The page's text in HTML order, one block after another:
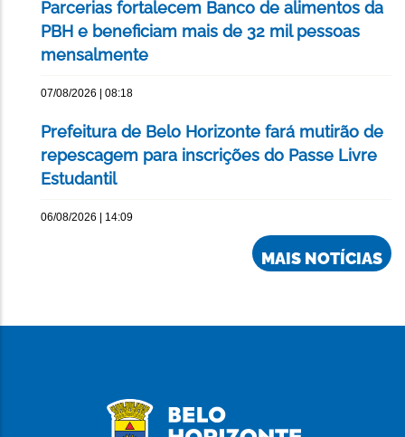
Parcerias fortalecem Banco de alimentos da
PBH e beneficiam mais de 32 mil pessoas
mensalmente
07/08/2026 | 08:18
Prefeitura de Belo Horizonte fará mutirão de
repescagem para inscrições do Passe Livre
Estudantil
06/08/2026 | 14:09
MAIS NOTÍCIAS